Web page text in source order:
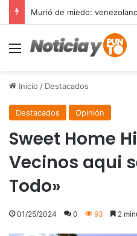
Menú
Inicio / Destacados
Destacados Opinión
Sweet Home
Vecinos aqui
Todo»
01/25/2024 0 93 2